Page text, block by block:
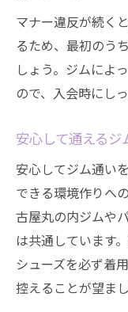
マナー違反が続く
るため、最初のう
しょう。ジムによ
ので、入会時にし
安心して通える
安心してジム通い
できる環境作りへ
古屋丸の内ジムや
は共通しています
シューズを必ず着
控えることが望まし